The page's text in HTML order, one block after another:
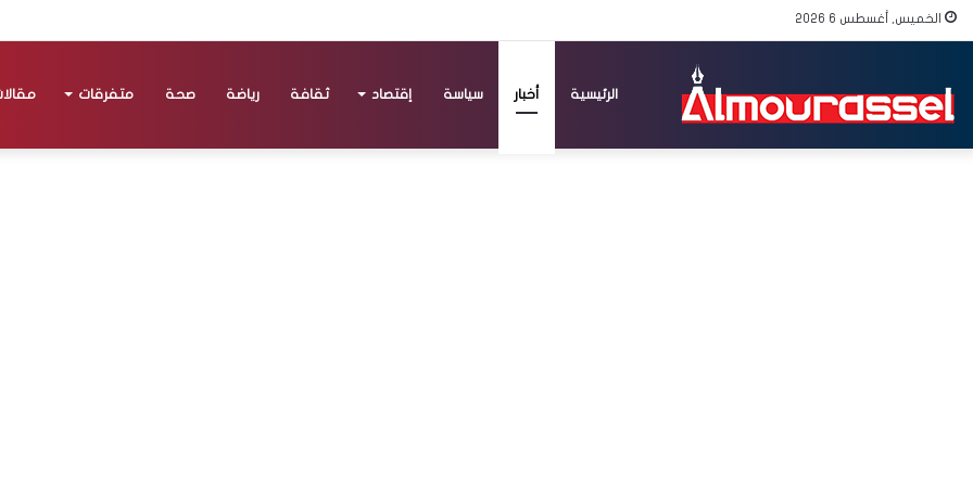
الخميس, أغسطس 6 2026
الرئيسية أخبار سياسة إقتصاد ثقافة رياضة صحة متفرقات